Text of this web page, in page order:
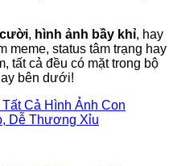
, hình ảnh bầy khỉ, hay
meme, status tâm trạng hay
tất cả đều có mặt trong bộ
bên dưới!
Cả Hình Ảnh Con
Dễ Thương Xỉu